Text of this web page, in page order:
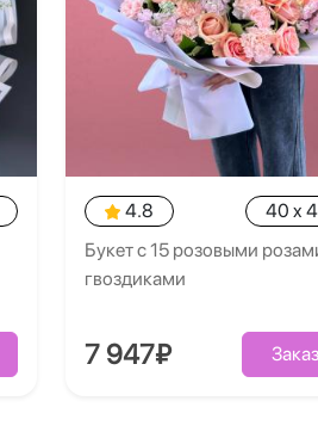
4.8
40 x
Букет с 15 розовыми
гвоздиками
7 947₽